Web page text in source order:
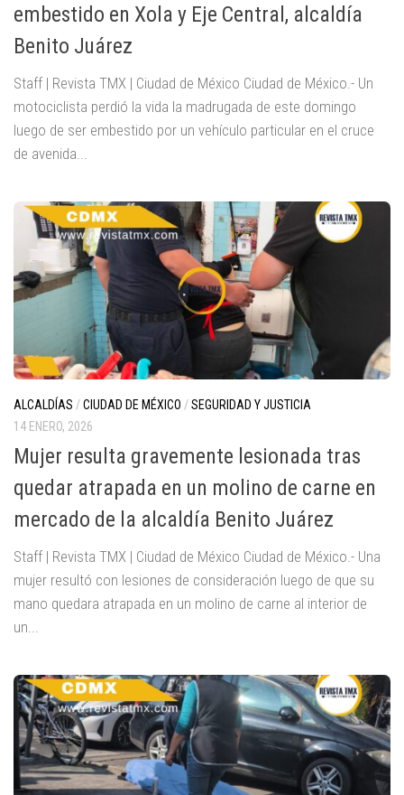
embestido en Xola y Eje Central, alcaldía
Benito Juárez
Staff | Revista TMX | Ciudad de México Ciudad de México.- Un
motociclista perdió la vida la madrugada de este domingo
luego de ser embestido por un vehículo particular en el cruce
de avenida...
ALCALDÍAS /CIUDAD DE MÉXICO /SEGURIDAD Y JUSTICIA
14 ENERO, 2026
Mujer resulta gravemente lesionada tras
quedar atrapada en un molino de carne en
mercado de la alcaldía Benito Juárez
Staff | Revista TMX | Ciudad de México Ciudad de México.- Una
mujer resultó con lesiones de consideración luego de que su
mano quedara atrapada en un molino de carne al interior de
un...